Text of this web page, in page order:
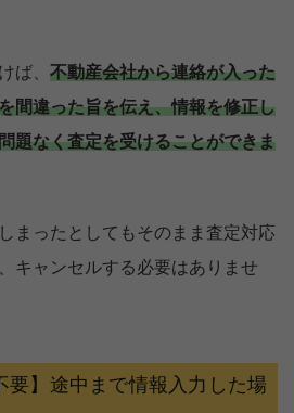
ば、 不動産会社から連絡が入った
間違った旨を伝え、情報を修正し
題なく査定を受けることができま
まったとしてもそのまま査定対応
キャンセルする必要はありませ
要】途中まで情報入力した場